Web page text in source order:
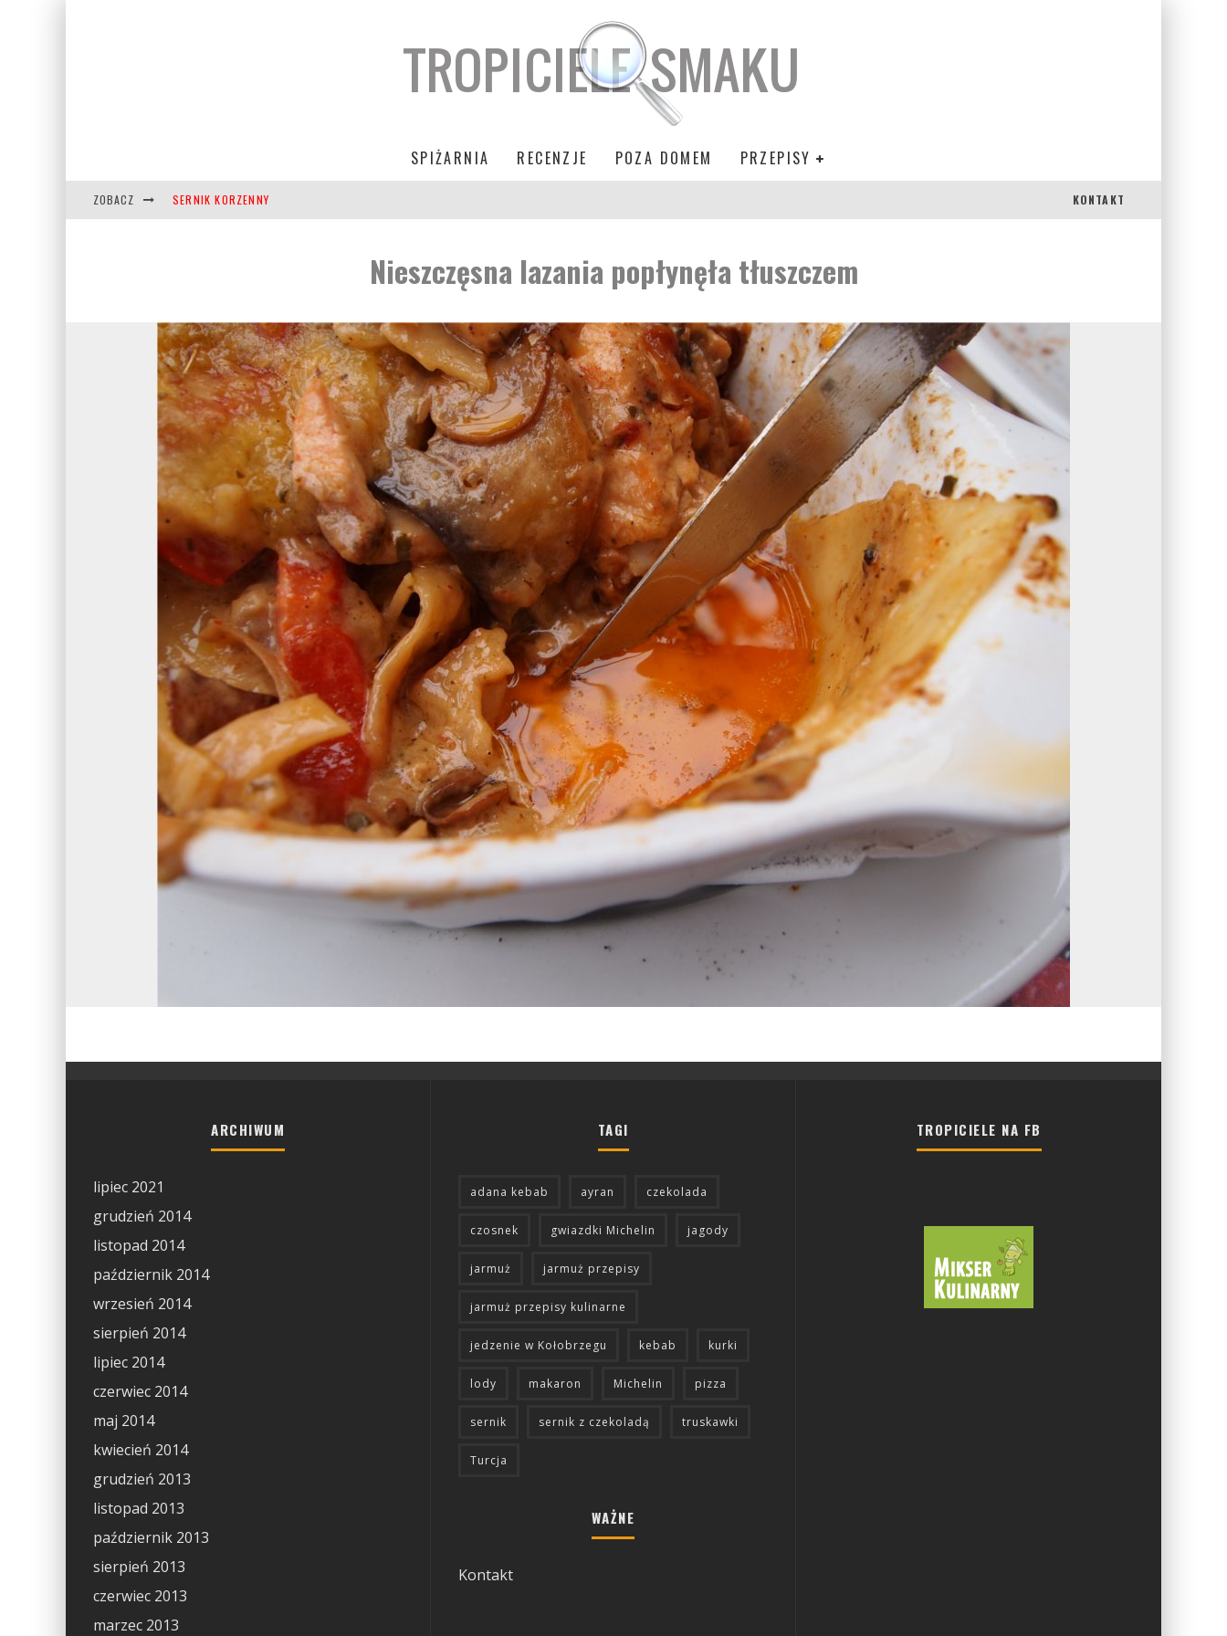
SPIŻARNIA RECENZJE POZA DOMEM PRZEPISY
ZOBACZ SERNIK KORZENNY KONTAKT
Nieszczęsna lazania popłynęła tłuszczem
ARCHIWUM
lipiec 2021
grudzień 2014
listopad 2014
październik 2014
wrzesień 2014
sierpień 2014
lipiec 2014
czerwiec 2014
maj 2014
kwiecień 2014
grudzień 2013
listopad 2013
październik 2013
sierpień 2013
czerwiec 2013
marzec 2013
TAGI
adana kebab ayran czekolada
czosnek gwiazdki Michelin jagody
jarmuż jarmuż przepisy
jarmuż przepisy kulinarne
jedzenie w Kołobrzegu kebab kurki
lody makaron Michelin pizza
sernik sernik z czekoladą truskawki
Turcja
WAŻNE
Kontakt
TROPICIELE NA FB